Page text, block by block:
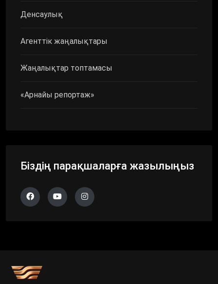
Денсаулық
Агенттік жаңалықтары
Жаңалықтар топтамасы
«Арнайы репортаж»
Біздің парақшаларға жазылыңыз